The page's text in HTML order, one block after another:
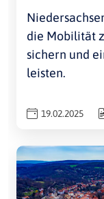
die Mobilität
sichern und
leisten.
19.02.2025